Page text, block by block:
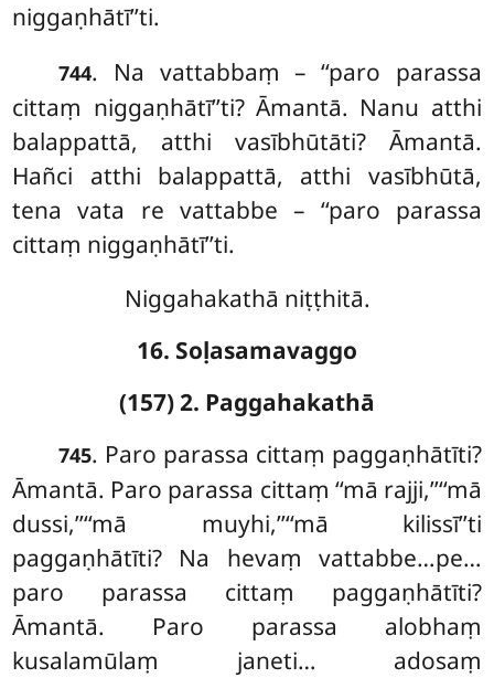
niggaṇhātī’’ti.
744. Na vattabbaṃ – ‘‘paro parassa
cittaṃ niggaṇhātī’’ti? Āmantā. Nanu atthi
balappattā, atthi vasībhūtāti? Āmantā.
Hañci atthi balappattā, atthi vasībhūtā,
tena vata re vattabbe – ‘‘paro parassa
cittaṃ niggaṇhātī’’ti.
Niggahakathā niṭṭhitā.
16. Soḷasamavaggo
(157) 2. Paggahakathā
745. Paro parassa cittaṃ paggaṇhātīti?
Āmantā. Paro parassa cittaṃ ‘‘mā rajji,’’‘‘mā
dussi,’’‘‘mā muyhi,’’‘‘mā kilissī’’ti
paggaṇhātīti? Na hevaṃ vattabbe…pe…
paro parassa cittaṃ paggaṇhātīti?
Āmantā. Paro parassa alobhaṃ
kusalamūlaṃ janeti… adosaṃ